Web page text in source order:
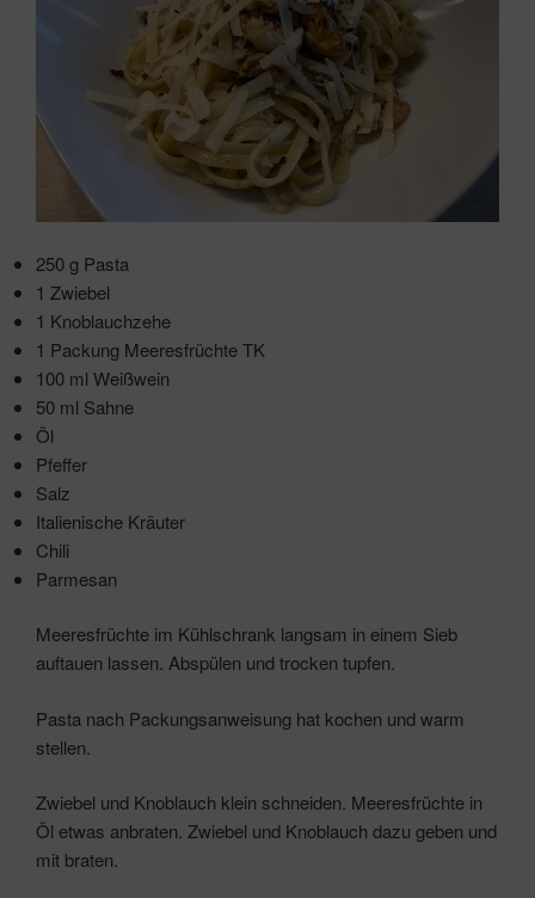
250 g Pasta
1 Zwiebel
1 Knoblauchzehe
1 Packung Meeresfrüchte TK
100 ml Weißwein
50 ml Sahne
Öl
Pfeffer
Salz
Italienische Kräuter
Chili
Parmesan
Meeresfrüchte im Kühlschrank langsam in einem Sieb
auftauen lassen. Abspülen und trocken tupfen.
Pasta nach Packungsanweisung hat kochen und warm
stellen.
Zwiebel und Knoblauch klein schneiden. Meeresfrüchte in
Öl etwas anbraten. Zwiebel und Knoblauch dazu geben und
mit braten.